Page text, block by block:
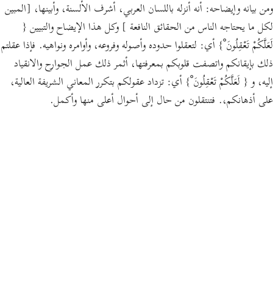
ومن بيانه وإيضاحه: أنه أنزله باللسان العربي، أشرف الألسنة، وأبينها، [المبين
لكل ما يحتاجه الناس من الحقائق النافعة ] وكل هذا الإيضاح والتبيين {
لَعَلَّكُمْ تَعْقِلُونَ ْ} أي: لتعقلوا حدوده وأصوله وفروعه، وأوامره ونواهيه. فإذا عقلتم
ذلك بإيقانكم واتصفت قلوبكم بمعرفتها، أثمر ذلك عمل الجوارح والانقياد
إليه، و{ لَعَلَّكُمْ تَعْقِلُونَ ْ} أي: تزداد عقولكم بتكرر المعاني الشريفة العالية،
على أذهانكم،. فتنتقلون من حال إلى أحوال أعلى منها وأكمل.